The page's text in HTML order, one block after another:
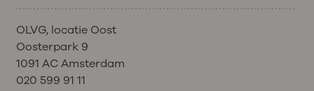
OLVG, locatie Oost
Oosterpark 9
1091 AC Amsterdam
020 599 91 11